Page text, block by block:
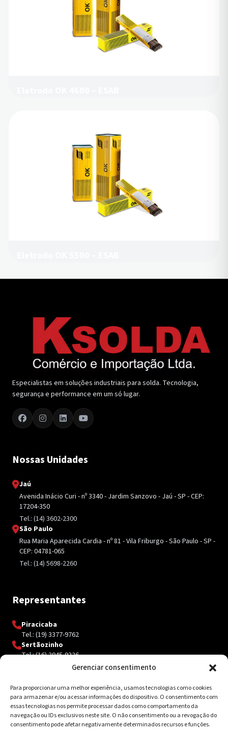
Gerenciar consentimento
Para proporcionar uma melhor experiência, usamos tecnologias como cookies
para armazenar e/ou acessar informações do dispositivo. O consentimento com
essas tecnologias nos permite processar dados como comportamento da
navegação ou IDs exclusivos neste site. O não consentimento ou a revogação do
consentimento pode afetar negativamente determinados recursos e funções.
Especialistas em soluções industriais para solda. Tecnologia,
segurança e performance em um só lugar.
Nossas Unidades
Jaú
Avenida Inácio Curi - nº 3340 - Jardim Sanzovo - Jaú - SP - CEP:
17204-350
Tel.: (14) 3602-2300
São Paulo
Rua Maria Aparecida Cardia - nº 81 - Vila Friburgo - São Paulo - SP -
CEP: 04781-065
Tel.: (14) 5698-2260
Representantes
Piracicaba
Tel.: (19) 3377-9762
Sertãozinho
Tel.: (16) 3945-9326
Contato
Av. Inácio Curi, 3340 Jardim Sanzovo CEP: 17.204-350
(14) 98159-0142